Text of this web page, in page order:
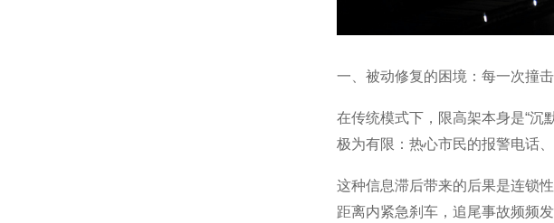
一、被动修复的困境：每一次撞击
在传统模式下，限高架本身是“沉
极为有限：热心市民的报警电话
这种信息滞后带来的后果是连锁
距离内紧急刹车，追尾事故频频